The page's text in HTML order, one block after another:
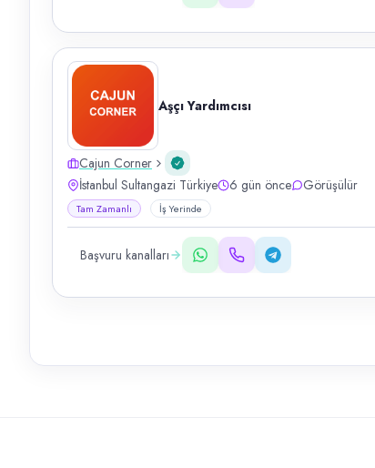
Aşçı Yardımcısı
Cajun Corner
İstanbul Sultangazi Türkiye
6 gün önce Görüşülür
Tam Zamanlı İş Yerinde
Başvuru kanalları